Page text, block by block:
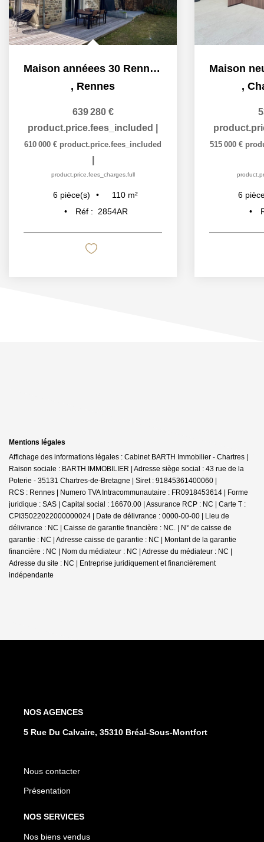
Maison annéees 30 Rennes 6 pièces 110 m2 - 132m2 au sol
, Rennes
639 280 €
product.price.fees_included
610 000 € product.price.fees_included
product.price.fees_charges.full
6 pièce(s) 110 m²
Réf :
2854AR
,
515 000 €
6
Mentions légales
Affichage des informations légales : Cabinet BARTH Immobilier - Chartres |
Raison sociale : BARTH IMMOBILIER | Adresse siège social : 43 rue de la
Poterie - 35131 Chartres-de-Bretagne | Siret : 91845361400060 |
RCS : Rennes | Numero TVA Intracommunautaire : FR0918453614 | Forme
juridique : SAS | Capital social : 16670.00 | Assurance RCP : NC | Carte T :
CPI35022022000000024 | Date de délivrance : 0000-00-00 | Lieu de
délivrance : NC | Caisse de garantie financière : NC. | N° de caisse de
garantie : NC | Adresse caisse de garantie : NC | Montant de la garantie
financière : NC | Nom du médiateur : NC | Adresse du médiateur : NC |
Adresse du site : NC | Entreprise juridiquement et financièrement
indépendante
NOS AGENCES
5 Rue Du Calvaire, 35310 Bréal-Sous-Montfort
Nous contacter
Présentation
NOS SERVICES
Nos biens vendus